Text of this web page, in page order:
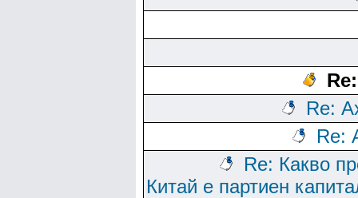
Re:
Re:
Re: Какво
Китай е партиен